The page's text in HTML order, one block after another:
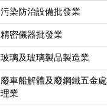
污染防治設備批發業
精密儀器批發業
玻璃及玻璃製品製造業
廢車船解體及廢鋼鐵五金處
理業